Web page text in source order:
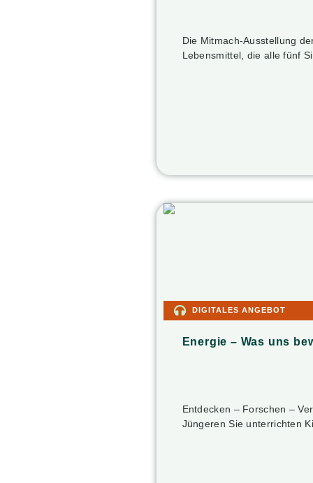
Die Mitmach-Ausstellung
Lebensmittel, die alle fünf
DIGITALES ANGEBOT
Energie – Was uns
Entdecken – Forschen –
Jüngeren Sie unterrichten